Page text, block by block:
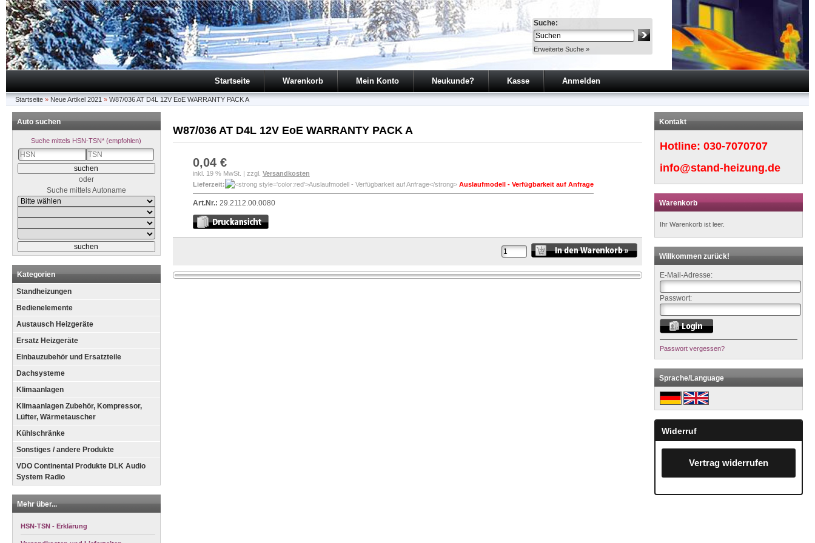
Suche:
Erweiterte Suche »
Startseite Warenkorb Mein Konto Neukunde? Kasse Anmelden
Startseite » Neue Artikel 2021 » W87/036 AT D4L 12V EoE WARRANTY PACK A
W87/036 AT D4L 12V EoE WARRANTY PACK A
0,04 €
inkl. 19 % MwSt. | zzgl. Versandkosten
Lieferzeit:
Auslaufmodell - Verfügbarkeit auf Anfrage
Art.Nr.: 29.2112.00.0080
Auto suchen
Suche mittels HSN-TSN* (empfohlen)
oder
Suche mittels Autoname
Kategorien
Standheizungen
Bedienelemente
Austausch Heizgeräte
Ersatz Heizgeräte
Einbauzubehör und Ersatzteile
Dachsysteme
Klimaanlagen
Klimaanlagen Zubehör, Kompressor,
Lüfter, Wärmetauscher
Kühlschränke
Sonstiges / andere Produkte
VDO Continental Produkte DLK Audio
System Radio
Mehr über...
HSN-TSN - Erklärung
Kontakt
Hotline:030-7070707
info@stand-heizung.de
Warenkorb
Ihr Warenkorb ist leer.
Willkommen zurück!
E-Mail-Adresse:
Passwort:
Passwort vergessen?
Sprache/Language
Widerruf
Vertrag widerrufen